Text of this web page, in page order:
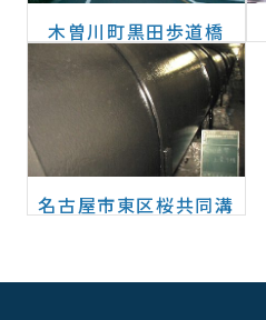
木曽川町黒田歩道橋
名古屋市東区桜共同溝